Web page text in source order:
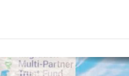
commercial